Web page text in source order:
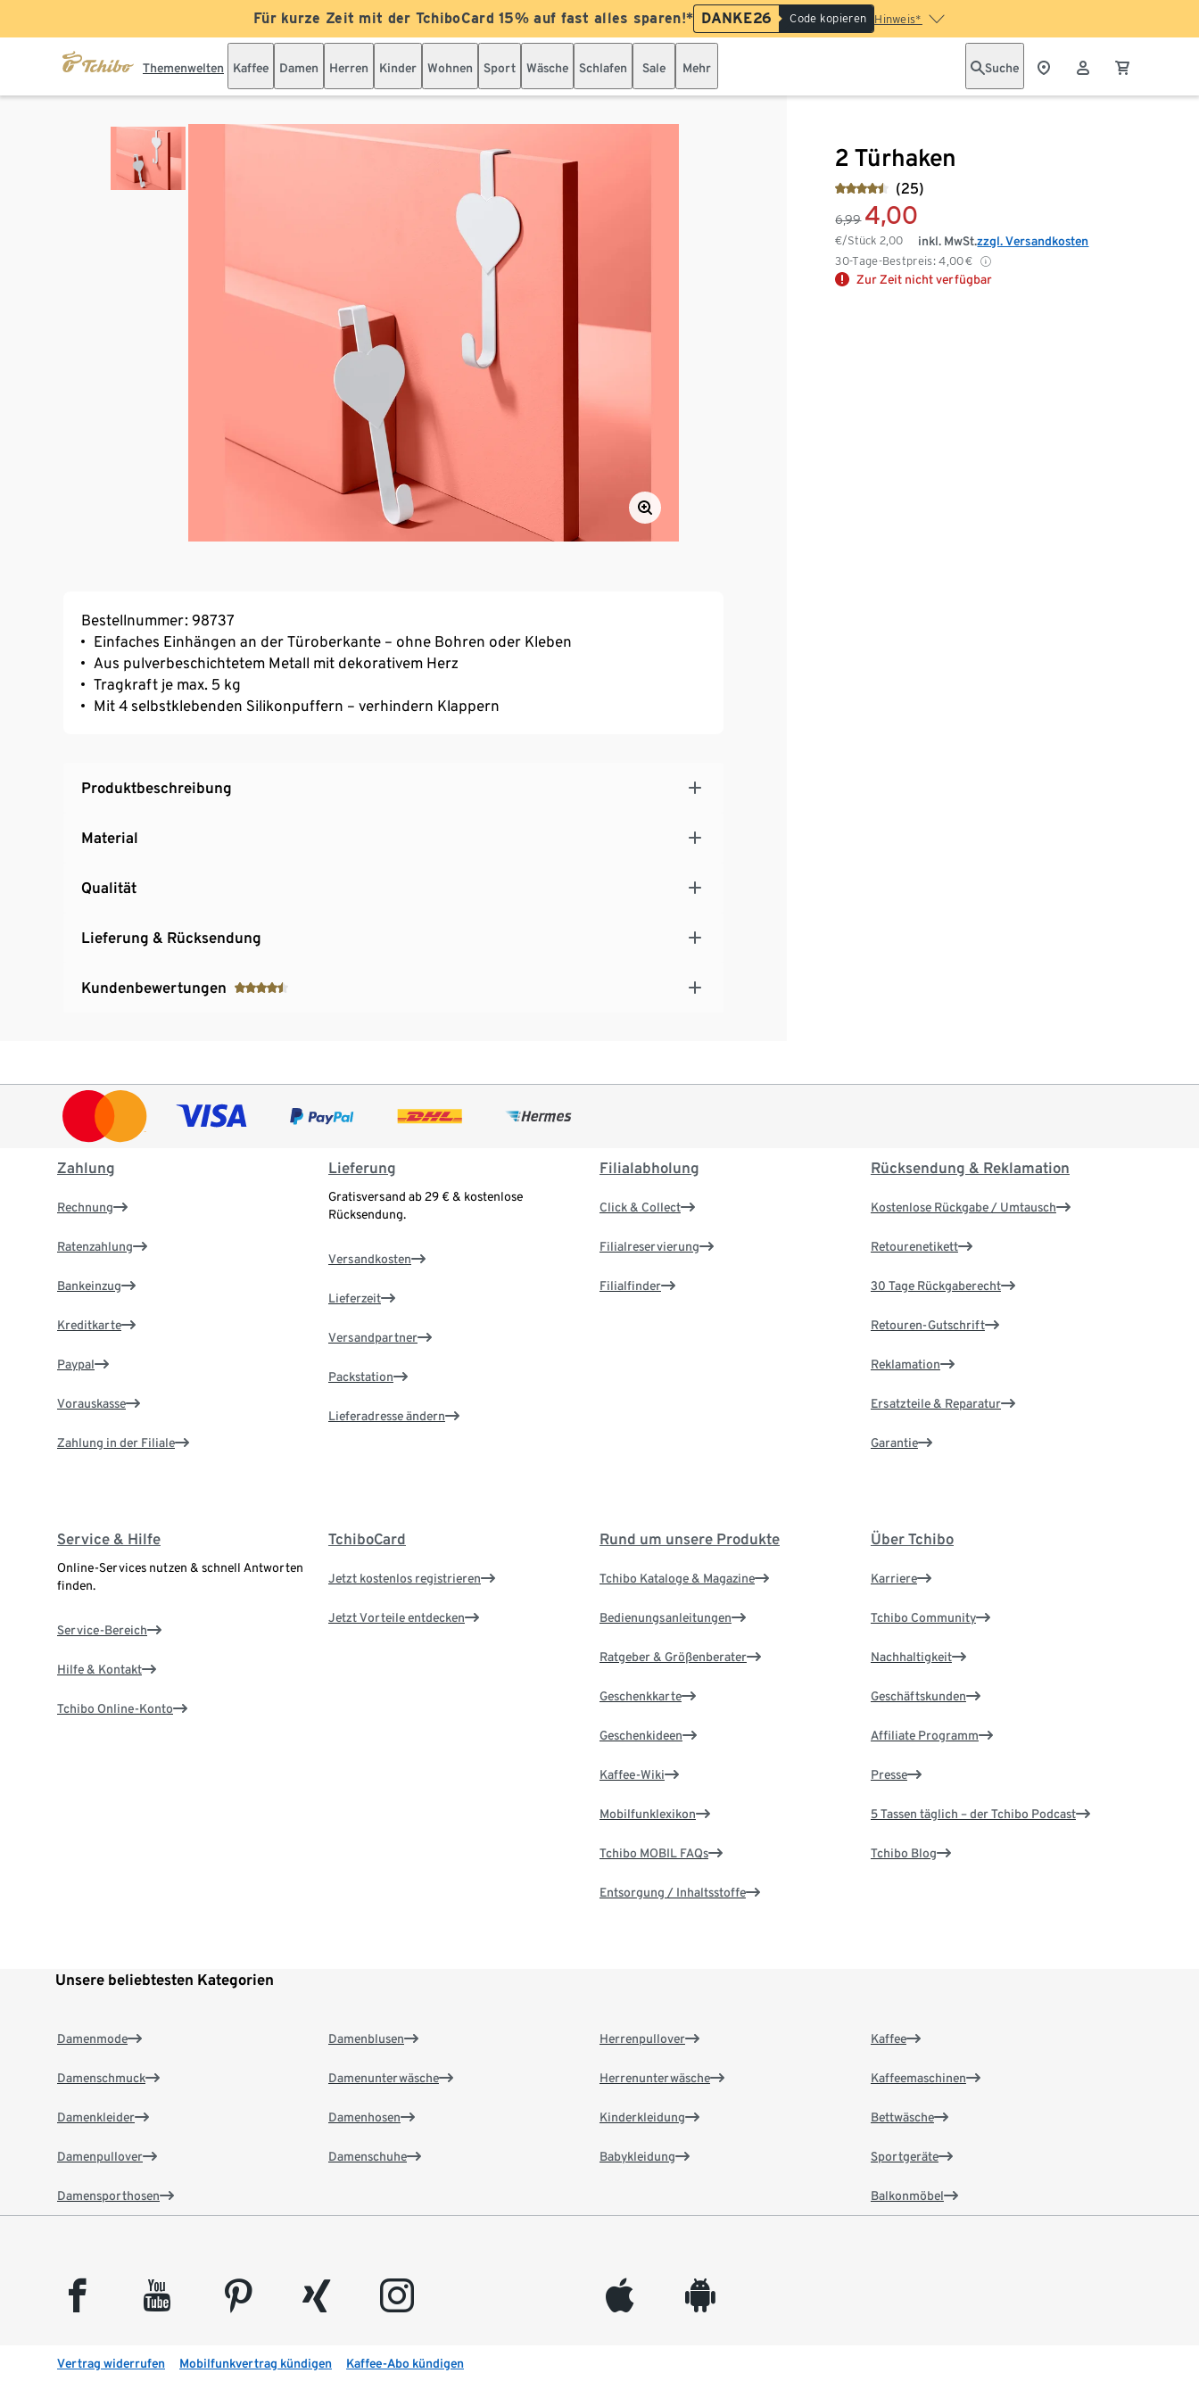
Für kurze Zeit mit der TchiboCard 15% auf fast alles sparen!* DANKE26 Code kopieren Hinweis*
Themenwelten Kaffee Damen Herren Kinder Wohnen Sport Wäsche Schlafen Sale Mehr Suche
2 Türhaken
(25)
6,99 4,00
€/Stück2,00
30-Tage-Bestpreis: 4,00€
inkl. MwSt.zzgl. Versandkosten
Zur Zeit nicht verfügbar
Bestellnummer: 98737
Einfaches Einhängen an der Türoberkante – ohne Bohren oder Kleben
Aus pulverbeschichtetem Metall mit dekorativem Herz
Tragkraft je max. 5 kg
Mit 4 selbstklebenden Silikonpuffern – verhindern Klappern
Produktbeschreibung
Material
Qualität
Lieferung & Rücksendung
Kundenbewertungen
Zahlung
Rechnung
Ratenzahlung
Bankeinzug
Kreditkarte
Paypal
Vorauskasse
Zahlung in der Filiale
Lieferung
Gratisversand ab 29 € & kostenlose
Rücksendung.
Versandkosten
Lieferzeit
Versandpartner
Packstation
Lieferadresse ändern
Filialabholung
Click & Collect
Filialreservierung
Filialfinder
Rücksendung & Reklamation
Kostenlose Rückgabe / Umtausch
Retourenetikett
30 Tage Rückgaberecht
Retouren-Gutschrift
Reklamation
Ersatzteile & Reparatur
Garantie
Service & Hilfe
Online-Services nutzen & schnell Antworten
finden.
Service-Bereich
Hilfe & Kontakt
Tchibo Online-Konto
TchiboCard
Jetzt kostenlos registrieren
Jetzt Vorteile entdecken
Rund um unsere Produkte
Tchibo Kataloge & Magazine
Bedienungsanleitungen
Ratgeber & Größenberater
Geschenkkarte
Geschenkideen
Kaffee-Wiki
Mobilfunklexikon
Tchibo MOBIL FAQs
Entsorgung / Inhaltsstoffe
Über Tchibo
Karriere
Tchibo Community
Nachhaltigkeit
Geschäftskunden
Affiliate Programm
Presse
5 Tassen täglich – der Tchibo Podcast
Tchibo Blog
Unsere beliebtesten Kategorien
Damenmode
Damenschmuck
Damenkleider
Damenpullover
Damensporthosen
Damenblusen
Damenunterwäsche
Damenhosen
Damenschuhe
Herrenpullover
Herrenunterwäsche
Kinderkleidung
Babykleidung
Kaffee
Kaffeemaschinen
Bettwäsche
Sportgeräte
Balkonmöbel
facebook youtube pinterest xing instagram appleinc android
Vertrag widerrufen Mobilfunkvertrag kündigen Kaffee-Abo kündigen